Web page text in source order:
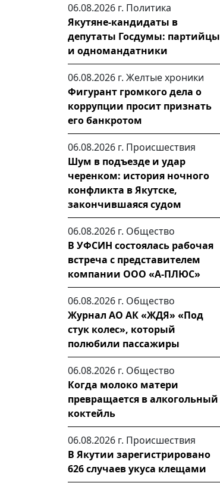
06.08.2026 г. Политика
Якутяне-кандидаты в
депутаты Госдумы: партийцы
и одномандатники
06.08.2026 г. Желтые хроники
Фигурант громкого дела о
коррупции просит признать
его банкротом
06.08.2026 г. Происшествия
Шум в подъезде и удар
черенком: история ночного
конфликта в Якутске,
закончившаяся судом
06.08.2026 г. Общество
В УФСИН состоялась рабочая
встреча с представителем
компании ООО «А-ПЛЮС»
06.08.2026 г. Общество
Журнал АО АК «ЖДЯ» «Под
стук колес», который
полюбили пассажиры
06.08.2026 г. Общество
Когда молоко матери
превращается в алкогольный
коктейль
06.08.2026 г. Происшествия
В Якутии зарегистрировано
626 случаев укуса клещами